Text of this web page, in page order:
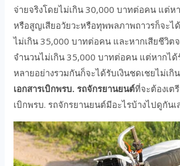
จ่ายจริงโดยไม่เกิน 30,000 บาทต่อคน แต่ห
หรือสูญเสียอวัยวะหรือทุพพลภาพถาวรก็จะไ
ไม่เกิน 35,000 บาทต่อคน และหากเสียชีวิต
จำนวนไม่เกิน 35,000 บาทต่อคน แต่หากได้
หลายอย่างรวมกันก็จะได้รับเงินชดเชยไม่เ
เอกสารเบิกพรบ. รถจักรยานยนต์ที่จะต้องเต
เบิกพรบ. รถจักรยานยนต์มีอะไรบ้างไปดูกันเ